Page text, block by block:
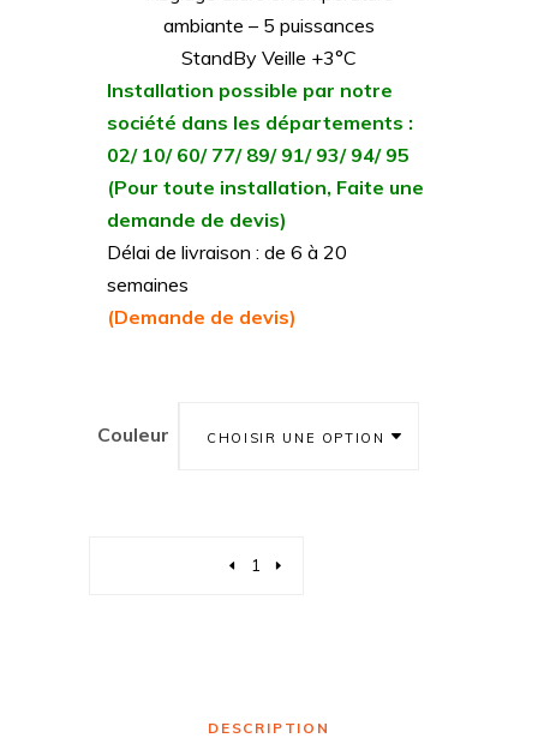
ambiante – 5 puissances
StandBy Veille +3°C
Installation possible par notre
société dans les départements :
02/ 10/ 60/ 77/ 89/ 91/ 93/ 94/ 95
(Pour toute installation, Faite une
demande de devis)
Délai de livraison : de 6 à 20
semaines
(Demande de devis)
Couleur CHOISIR UNE OPTION
DESCRIPTION